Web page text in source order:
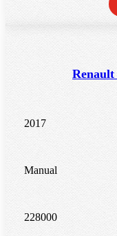
2017
Manual
228000